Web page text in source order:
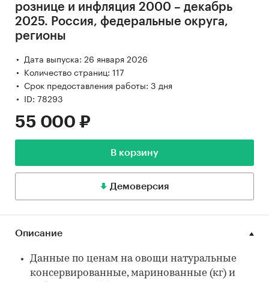
рознице и инфляция 2000 – декабрь
2025. Россия, федеральные округа,
регионы
Дата выпуска: 26 января 2026
Количество страниц: 117
Срок предоставления работы: 3 дня
ID: 78293
55 000 ₽
В корзину
Демоверсия
Описание
Данные по ценам на овощи натуральные
консервированные, маринованные (кг) и